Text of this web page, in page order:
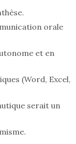
orale
et en
(Word, Excel,
serait un